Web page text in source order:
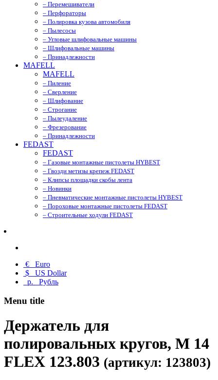
– Перемешиватели
– Перфораторы
– Полировка кузова автомобиля
– Пылесосы
– Угловые шлифовальные машины
– Шлифовальные машины
– Принадлежности
MAFELL
MAFELL
– Пиление
– Сверление
– Шлифование
– Строгание
– Пылеудаление
– Фрезерование
– Принадлежности
FEDAST
FEDAST
– Газовые монтажные пистолеты HYBEST
– Гвозди метизы крепеж FEDAST
– Клипсы площадки скобы лента
– Новинки
– Пневматические монтажные пистолеты HYBEST
– Пороховые монтажные пистолеты FEDAST
– Строительные ходули FEDAST
€ Euro
$ US Dollar
р. Рубль
Menu title
Держатель для
полировальных кругов, M 14
FLEX 123.803 (артикул: 123803)